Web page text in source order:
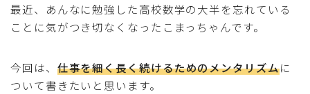
最近、あんなに勉強した高校数学の大半を忘れている
ことに気がつき切なくなったこまっちゃんです。
今回は、 仕事を細く長く続けるためのメンタリズムに
ついて書きたいと思います。